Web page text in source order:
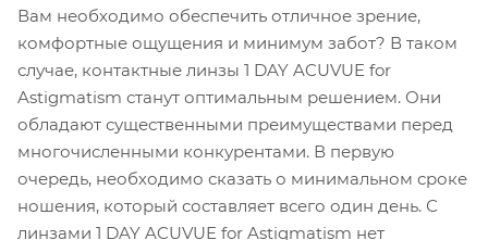
Вам необходимо обеспечить отличное зрение,
комфортные ощущения и минимум забот? В таком
случае, контактные линзы 1 DAY ACUVUE for
Astigmatism станут оптимальным решением. Они
обладают существенными преимуществами перед
многочисленными конкурентами. В первую
очередь, необходимо сказать о минимальном сроке
ношения, который составляет всего один день. С
линзами 1 DAY ACUVUE for Astigmatism нет